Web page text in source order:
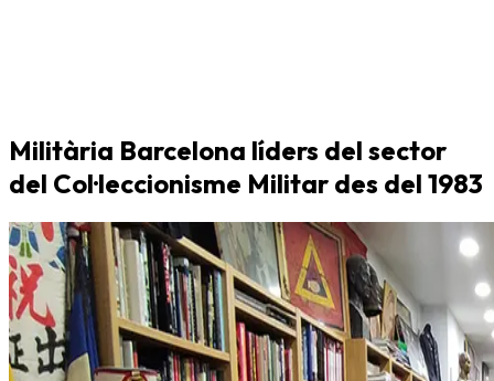
Militària Barcelona líders del sector
del Col·leccionisme Militar des del 1983